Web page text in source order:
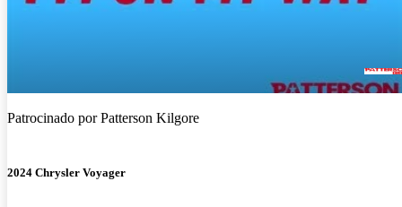
Patrocinado porPatterson Kilgore
2024 Chrysler Voyager